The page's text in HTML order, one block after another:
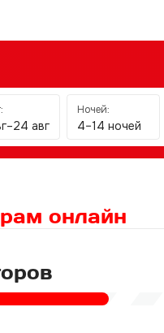
авг
Ночей:
4–14 ночей
онлайн